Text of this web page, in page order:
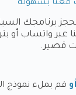
معنا بسهولة
برنامجك
عبر واتساب أو
قصير.
أو قم بملء نموذج